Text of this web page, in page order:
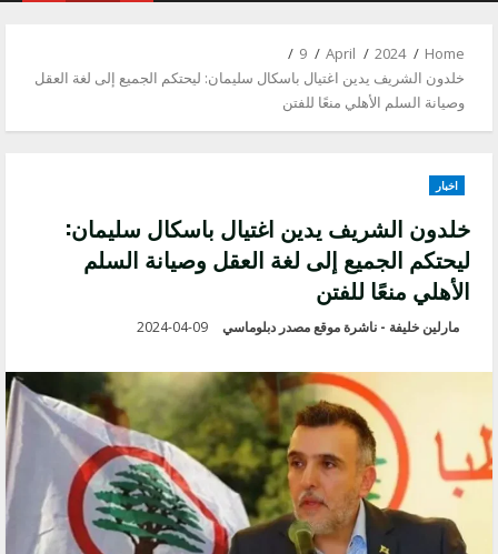
Home
2024
April
9
خلدون الشريف يدين اغتيال باسكال سليمان: ليحتكم الجميع إلى لغة العقل
وصيانة السلم الأهلي منعًا للفتن
اخبار
خلدون الشريف يدين اغتيال باسكال سليمان:
ليحتكم الجميع إلى لغة العقل وصيانة السلم
الأهلي منعًا للفتن
مارلين خليفة - ناشرة موقع مصدر دبلوماسي 2024-04-09